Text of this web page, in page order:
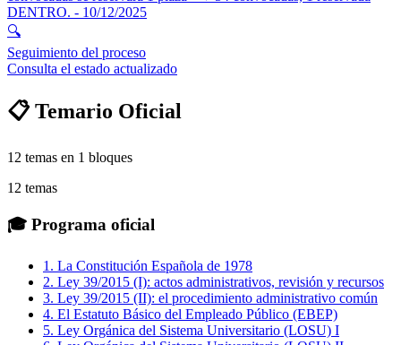
DENTRO. - 10/12/2025
🔍
Seguimiento del proceso
Consulta el estado actualizado
📋 Temario Oficial
12 temas en 1 bloques
12 temas
🎓 Programa oficial
1 . La Constitución Española de 1978
2. Ley 39/2015 (I): actos administrativos, revisión y recursos
3. Ley 39/2015 (II): el procedimiento administrativo común
4. El Estatuto Básico del Empleado Público (EBEP)
5. Ley Orgánica del Sistema Universitario (LOSU) I